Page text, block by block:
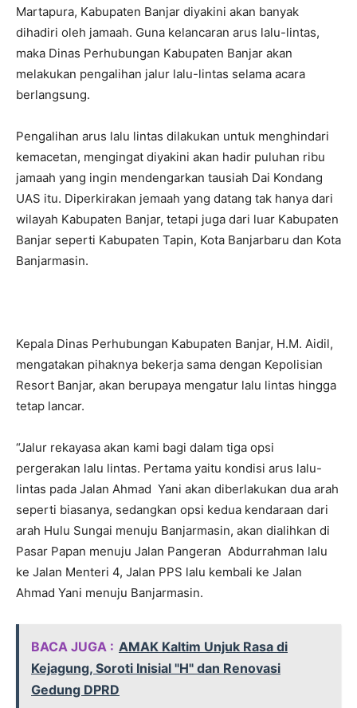
Martapura, Kabupaten Banjar diyakini akan banyak
dihadiri oleh jamaah. Guna kelancaran arus lalu-lintas,
maka Dinas Perhubungan Kabupaten Banjar akan
melakukan pengalihan jalur lalu-lintas selama acara
berlangsung.
Pengalihan arus lalu lintas dilakukan untuk menghindari
kemacetan, mengingat diyakini akan hadir puluhan ribu
jamaah yang ingin mendengarkan tausiah Dai Kondang
UAS itu. Diperkirakan jemaah yang datang tak hanya dari
wilayah Kabupaten Banjar, tetapi juga dari luar Kabupaten
Banjar seperti Kabupaten Tapin, Kota Banjarbaru dan Kota
Banjarmasin.
Kepala Dinas Perhubungan Kabupaten Banjar, H.M. Aidil,
mengatakan pihaknya bekerja sama dengan Kepolisian
Resort Banjar, akan berupaya mengatur lalu lintas hingga
tetap lancar.
“Jalur rekayasa akan kami bagi dalam tiga opsi
pergerakan lalu lintas. Pertama yaitu kondisi arus lalu-
lintas pada Jalan Ahmad Yani akan diberlakukan dua arah
seperti biasanya, sedangkan opsi kedua kendaraan dari
arah Hulu Sungai menuju Banjarmasin, akan dialihkan di
Pasar Papan menuju Jalan Pangeran Abdurrahman lalu
ke Jalan Menteri 4, Jalan PPS lalu kembali ke Jalan
Ahmad Yani menuju Banjarmasin.
BACA JUGA : AMAK Kaltim Unjuk Rasa di
Kejagung, Soroti Inisial "H" dan Renovasi
Gedung DPRD